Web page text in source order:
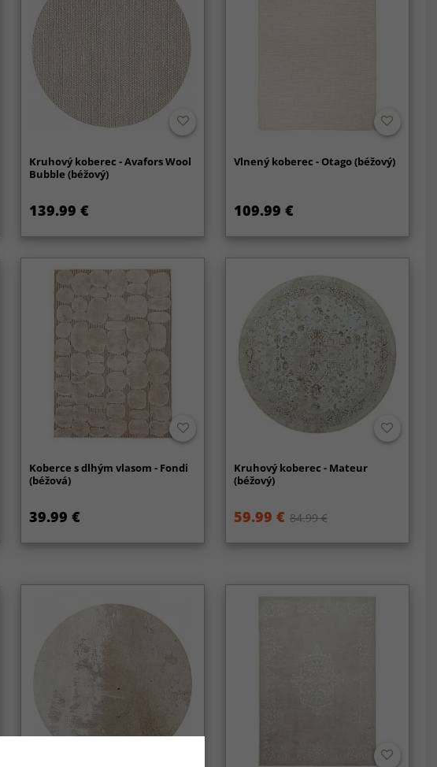
Kruhový koberec - Avafors Wool
Bubble (béžový)
139.99 €
Vlnený koberec - Otago (béžový)
109.99 €
Koberce s dlhým vlasom - Fondi
(béžová)
39.99 €
Kruhový koberec - Mateur
(béžový)
59.99 € 84.99 €